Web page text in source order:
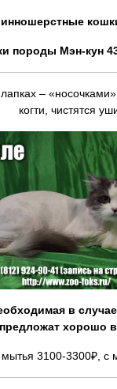
породы Мэн-кун
–
когти, чистятся
в
3100-3300₽, с